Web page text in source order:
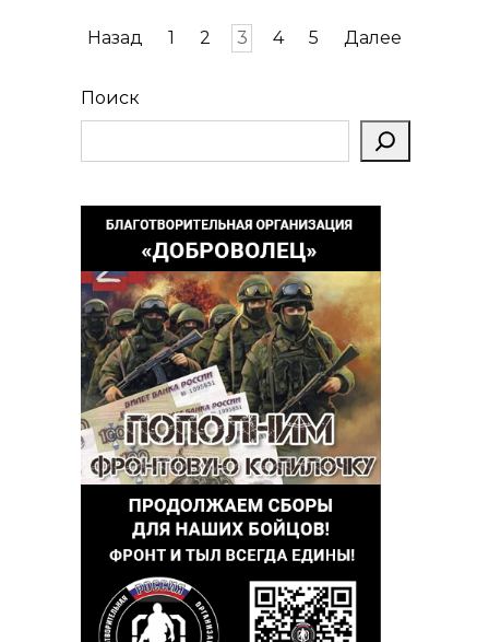
Пагинация
Назад 1 2 3 4 5 Далее
Поиск